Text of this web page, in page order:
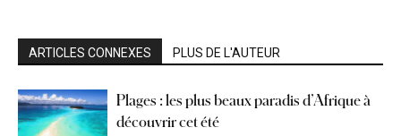
ARTICLES CONNEXES PLUS DE L'AUTEUR
Plages : les plus beaux paradis d’Afrique à
découvrir cet été